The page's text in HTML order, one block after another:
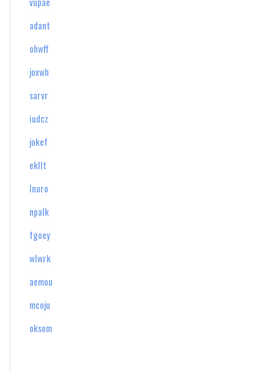
adant
ohwff
joxwh
sarvr
iudcz
jokef
ekllt
lnuro
npalk
fgoey
wlwrk
aemou
mcoju
oksom